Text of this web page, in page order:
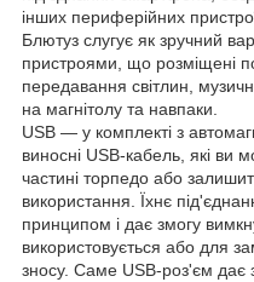
інших периферійних
Блютуз слугує як зручний
пристроями, що розміщені
передавання світлин,
на магнітолу та навпаки.
USB — у комплекті з
виносні USB-кабель, які ви
частині торпедо або
використання. Їхнє
принципом і дає змогу
використовується або для
зносу. Саме USB-роз'єм дає